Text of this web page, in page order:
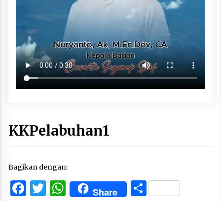
KKPelabuhan1
Bagikan dengan:
Facebook
Twitter
WhatsApp
Share Share